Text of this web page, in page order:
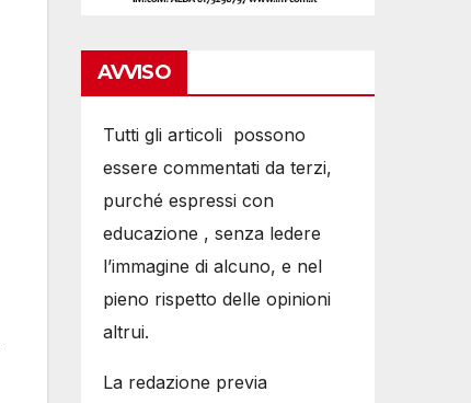
AVVISO
Tutti gli articoli possono
essere commentati da terzi,
purché espressi con
educazione , senza ledere
l’immagine di alcuno, e nel
pieno rispetto delle opinioni
altrui.
La redazione previa